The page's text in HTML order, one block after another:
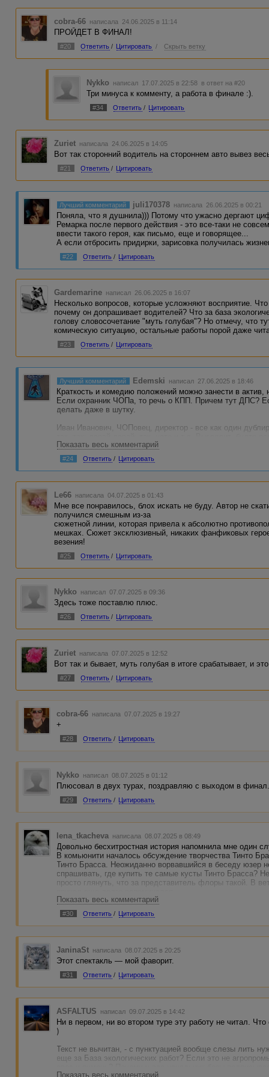
cobra-66 написала 24.06.2025 в 11:14
ПРОЙДЕТ В ФИНАЛ!
#20 Ответить / Цитировать / Скрыть ветку
Nykko написал 17.07.2025 в 22:58 в ответ на #20
Три минуса к комменту, а работа в финале :).
#34 Ответить / Цитировать
Zuriet написала 24.06.2025 в 14:05
Вот так сторонний водитель на стороннем авто вывез
#21 Ответить / Цитировать
Лучший комментарий juli170378 написала 26.06.2025 в 00:21
Поняла, что я душнила))) Потому что ужасно дергают
Ремарка после первого действия - это все-таки не
ввести такого героя, как письмо, еще и говорящее...
А если отбросить придирки, зарисовка получилась
#22 Ответить / Цитировать
Gardemarine написал 26.06.2025 в 16:07
Несколько вопросов, которые усложняют восприятие.
почему он допрашивает водителей? Что за база
голову словосочетание "муть голубая"? Но отмечу, что
комическую ситуацию, остальные работы порой даже
#23 Ответить / Цитировать
Лучший комментарий Edemski написал 27.06.2025 в 18:46
Краткость и комедию положений можно занести в актив,
Если охранник ЧОПа, то речь о КПП. Причем тут ДПС?
делать даже в шутку.
Иван Иванович, ЧОПовец, директор - все как один
эхолалией. Почему не придать хоть какую-то
Обилие коротких сцен делает непригодным историю
принять со скрипом.
Анекдотец, каламбур, юмореска-это более точное
достаточно легко читается.
Показать весь комментарий
#24 Ответить / Цитировать
Le66 написала 04.07.2025 в 01:43
Мне все понравилось, блох искать не буду. Автор не
получился смешным из-за
сюжетной линии, которая привела к абсолютно
мешках. Сюжет эксклюзивный, никаких фанфиковых
везения!
#25 Ответить / Цитировать
Nykko написал 07.07.2025 в 09:36
Здесь тоже поставлю плюс.
#26 Ответить / Цитировать
Zuriet написала 07.07.2025 в 12:52
Вот так и бывает, муть голубая в итоге срабатывает, и
#27 Ответить / Цитировать
cobra-66 написала 07.07.2025 в 19:27
+
#28 Ответить / Цитировать
Nykko написал 08.07.2025 в 01:12
Плюсовал в двух турах, поздравляю с выходом в
#29 Ответить / Цитировать
lena_tkacheva написала 08.07.2025 в 08:49
Довольно бесхитростная история напомнила мне один
В комьюнити началось обсуждение творчества Тинто
Тинто Брасса. Неожиданно ворвавшийся в беседу юзер
спрашивать, где купить те самые кусты Тинто Брасса?
просто глянуть, что за представитель флоры такой. В
Показать весь комментарий
#30 Ответить / Цитировать
JaninaSt написала 08.07.2025 в 20:25
Этот спектакль — мой фаворит.
#31 Ответить / Цитировать
ASFALTUS написал 09.07.2025 в 14:42
Ни в первом, ни во втором туре эту работу не читал.
)
Текст не вычитан, - с пунктуацией вообще слезы лить
еще за База экологических работ? Если это не
Показать весь комментарий